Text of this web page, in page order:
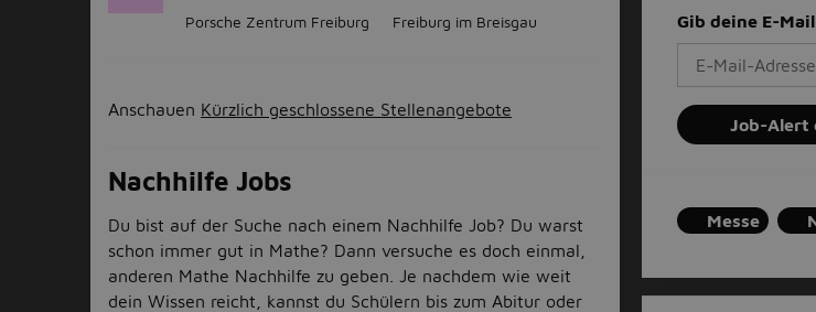
Porsche Zentrum Freiburg Freiburg im Breisgau
Anschauen Kürzlich geschlossene Stellenangebote
Nachhilfe Jobs
Du bist auf der Suche nach einem Nachhilfe Job? Du warst
schon immer gut in Mathe? Dann versuche es doch einmal,
anderen Mathe Nachhilfe zu geben. Je nachdem wie weit
dein Wissen reicht, kannst du Schülern bis zum Abitur oder
Gib deine E-
Job-Alert
Messe